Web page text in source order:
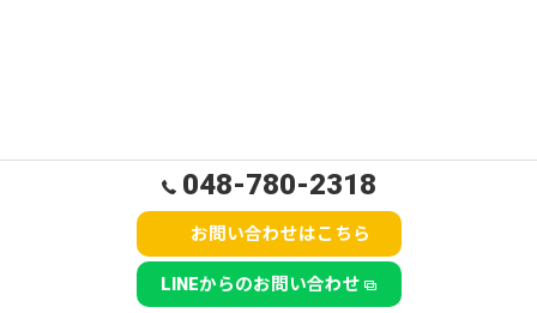
048-780-2318
お問い合わせはこちら
LINEからのお問い合わせ